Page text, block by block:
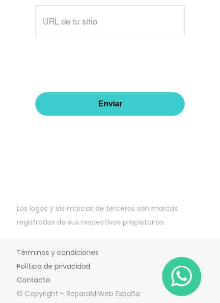
Los logos y las marcas de terceros son marcas
registradas de sus respectivos propietarios.
Términos y condiciones
Política de privacidad
Contacto
© Copyright - ReparaMiWeb España